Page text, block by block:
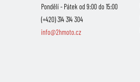
Pondělí - Pátek od 9:00 do 15:00
(+420) 314 314 304
info@2hmoto.cz